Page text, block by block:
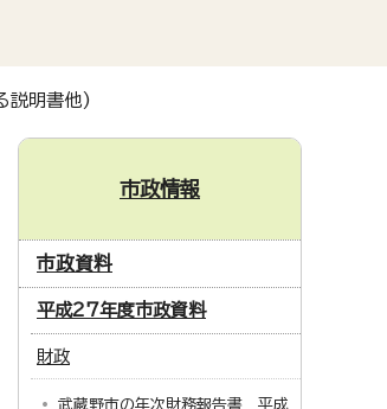
説明書他)
市政情報
市政資料
平成27年度市政資料
財政
武蔵野市の年次財務報告書 平成